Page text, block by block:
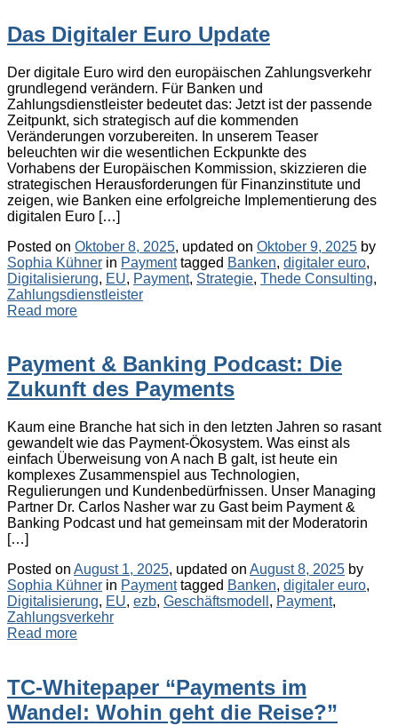
Das Digitaler Euro Update
Der digitale Euro wird den europäischen Zahlungsverkehr
grundlegend verändern. Für Banken und
Zahlungsdienstleister bedeutet das: Jetzt ist der passende
Zeitpunkt, sich strategisch auf die kommenden
Veränderungen vorzubereiten. In unserem Teaser
beleuchten wir die wesentlichen Eckpunkte des
Vorhabens der Europäischen Kommission, skizzieren die
strategischen Herausforderungen für Finanzinstitute und
zeigen, wie Banken eine erfolgreiche Implementierung des
digitalen Euro […]
Posted on Oktober 8, 2025, updated on Oktober 9, 2025 by
Sophia Kühner in Categories
Paymenttagged Tags
Banken, digitaler euro,
Digitalisierung, EU, Payment, Strategie, Thede Consulting,
Zahlungsdienstleister
Read more
Payment & Banking Podcast: Die
Zukunft des Payments
Kaum eine Branche hat sich in den letzten Jahren so rasant
gewandelt wie das Payment-Ökosystem. Was einst als
einfach Überweisung von A nach B galt, ist heute ein
komplexes Zusammenspiel aus Technologien,
Regulierungen und Kundenbedürfnissen. Unser Managing
Partner Dr. Carlos Nasher war zu Gast beim Payment &
Banking Podcast und hat gemeinsam mit der Moderatorin
[…]
Posted on August 1, 2025, updated on August 8, 2025 by
Sophia Kühner in Categories
Paymenttagged Tags
Banken, digitaler euro,
Digitalisierung, EU, ezb, Geschäftsmodell , Payment,
Zahlungsverkehr
Read more
TC-Whitepaper “Payments im
Wandel: Wohin geht die Reise?”